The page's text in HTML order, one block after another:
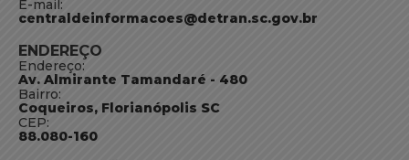
E-mail:
centraldeinformacoes@detran.sc.gov.br
ENDEREÇO
Endereço:
Av. Almirante Tamandaré - 480
Bairro:
Coqueiros, Florianópolis SC
CEP:
88.080-160